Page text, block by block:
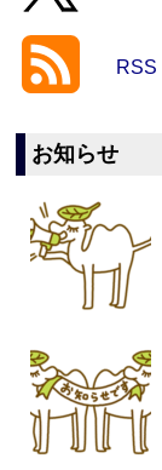
RSS
お知らせ